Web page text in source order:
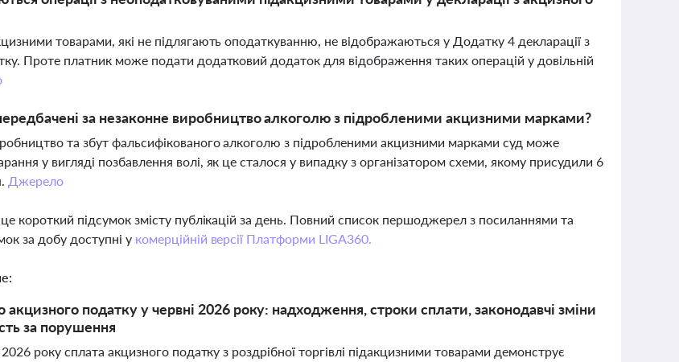
товарами, які не підлягають оподаткуванню, не відображаються у Додатку 4 декларації з
Проте платник може подати додатковий додаток для відображення таких операцій у довільній
за незаконне виробництво алкоголю з підробленими акцизними марками?
та збут фальсифікованого алкоголю з підробленими акцизними марками суд може
у вигляді позбавлення волі, як це сталося у випадку з організатором схеми, якому присудили 6
Джерело
короткий підсумок змісту публікацій за день. Повний список першоджерел з посиланнями та
за добу доступні у комерційній версії Платформи LIGA360.
податку у червні 2026 року: надходження, строки сплати, законодавчі зміни
за порушення
року сплата акцизного податку з роздрібної торгівлі підакцизними товарами демонструє